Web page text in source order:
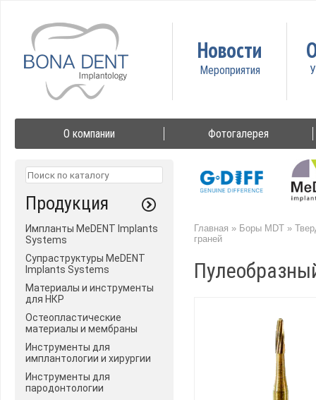
Новости
О компании Фотогалерея
Продукция
Импланты MeDENT Implants
Systems
Супраструктуры MeDENT
Implants Systems
Материалы и инструменты
для НКР
Остеопластические
материалы и мембраны
Инструменты для
имплантологии и хирургии
Инструменты для
пародонтологии
Главная » Боры MDT »
граней